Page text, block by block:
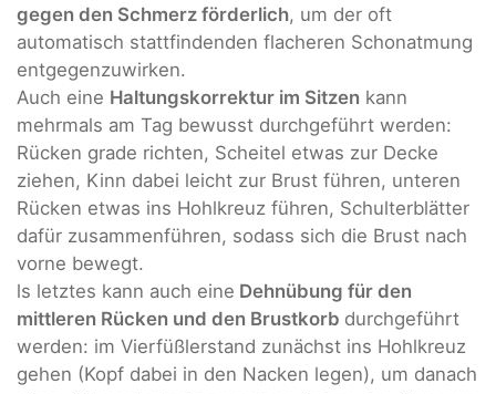
gegen den Schmerz förderlich, um der oft
automatisch stattfindenden flacheren Schonatmung
entgegenzuwirken.
Auch eine Haltungskorrektur im Sitzen kann
mehrmals am Tag bewusst durchgeführt werden:
Rücken grade richten, Scheitel etwas zur Decke
ziehen, Kinn dabei leicht zur Brust führen, unteren
Rücken etwas ins Hohlkreuz führen, Schulterblätter
dafür zusammenführen, sodass sich die Brust nach
vorne bewegt.
ls letztes kann auch eine Dehnübung für den
mittleren Rücken und den Brustkorb durchgeführt
werden: im Vierfüßlerstand zunächst ins Hohlkreuz
gehen (Kopf dabei in den Nacken legen), um danach